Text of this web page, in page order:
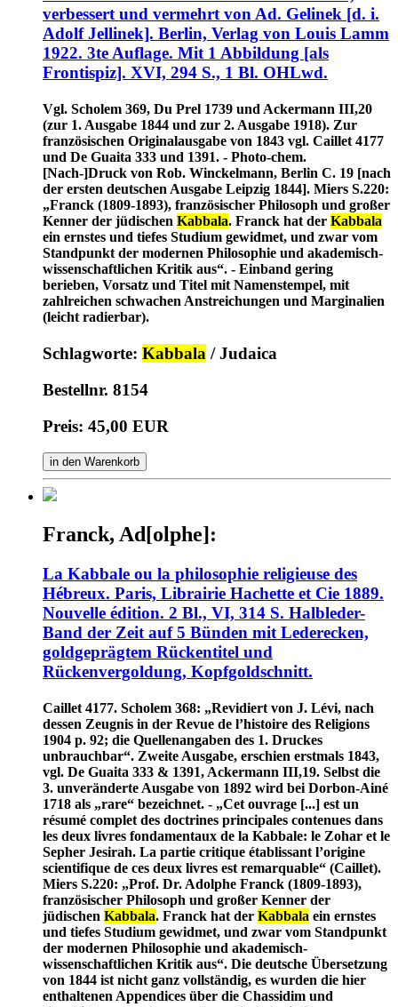
verbessert und vermehrt von Ad. Gelinek [d. i.
Adolf Jellinek]. Berlin, Verlag von Louis Lamm
1922. 3te Auflage. Mit 1 Abbildung [als
Frontispiz]. XVI, 294 S., 1 Bl. OHLwd.
Vgl. Scholem 369, Du Prel 1739 und Ackermann III,20
(zur 1. Ausgabe 1844 und zur 2. Ausgabe 1918). Zur
französischen Originalausgabe von 1843 vgl. Caillet 4177
und De Guaita 333 und 1391. - Photo-chem.
[Nach-]Druck von Rob. Winckelmann, Berlin C. 19 [nach
der ersten deutschen Ausgabe Leipzig 1844]. Miers S.220:
„Franck (1809-1893), französischer Philosoph und großer
Kenner der jüdischen Kabbala. Franck hat der Kabbala
ein ernstes und tiefes Studium gewidmet, und zwar vom
Standpunkt der modernen Philosophie und akademisch-
wissenschaftlichen Kritik aus“. - Einband gering
berieben, Vorsatz und Titel mit Namenstempel, mit
zahlreichen schwachen Anstreichungen und Marginalien
(leicht radierbar).
Schlagworte: Kabbala / Judaica
Bestellnr. 8154
Preis: 45,00 EUR
in den Warenkorb
Franck, Ad[olphe]:
La Kabbale ou la philosophie religieuse des
Hébreux. Paris, Librairie Hachette et Cie 1889.
Nouvelle édition. 2 Bl., VI, 314 S. Halbleder-
Band der Zeit auf 5 Bünden mit Lederecken,
goldgeprägtem Rückentitel und
Rückenvergoldung, Kopfgoldschnitt.
Caillet 4177. Scholem 368: „Revidiert von J. Lévi, nach
dessen Zeugnis in der Revue de l’histoire des Religions
1904 p. 92; die Quellenangaben des 1. Druckes
unbrauchbar“. Zweite Ausgabe, erschien erstmals 1843,
vgl. De Guaita 333 & 1391, Ackermann III,19. Selbst die
3. unveränderte Ausgabe von 1892 wird bei Dorbon-Ainé
1718 als „rare“ bezeichnet. - „Cet ouvrage [...] est un
résumé complet des doctrines principales contenues dans
les deux livres fondamentaux de la Kabbale: le Zohar et le
Sepher Jesirah. La partie critique établissant l’origine
scientifique de ces deux livres est remarquable“ (Caillet).
Miers S.220: „Prof. Dr. Adolphe Franck (1809-1893),
französischer Philosoph und großer Kenner der
jüdischen Kabbala. Franck hat der Kabbala ein ernstes
und tiefes Studium gewidmet, und zwar vom Standpunkt
der modernen Philosophie und akademisch-
wissenschaftlichen Kritik aus“. Die deutsche Übersetzung
von 1844 ist nicht ganz vollständig, es wurden die hier
enthaltenen Appendices über die Chassidim und